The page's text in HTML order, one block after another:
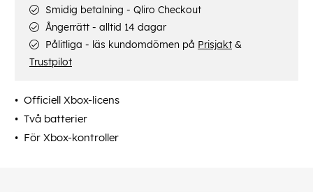
Officiell Xbox-licens
Två batterier
För Xbox-kontroller
Smidig betalning - Qliro Checkout
Ångerrätt - alltid 14 dagar
Pålitliga - läs kundomdömen på Prisjakt &
Trustpilot